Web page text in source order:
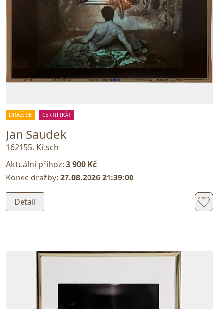
DRAŽÍ SE CERTIFIKÁT
Jan Saudek
162155. Kitsch
Aktuální příhoz: 3 900 Kč
Konec dražby: 27.08.2026 21:39:00
Detail